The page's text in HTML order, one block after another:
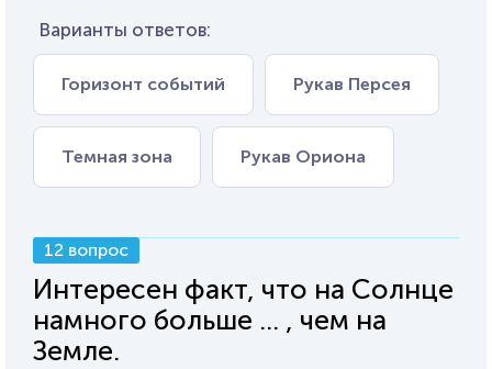
Варианты ответов:
Горизонт событий Рукав Персея
Темная зона Рукав Ориона
12 вопрос
Интересен факт, что на Солнце
намного больше ... , чем на
Земле.